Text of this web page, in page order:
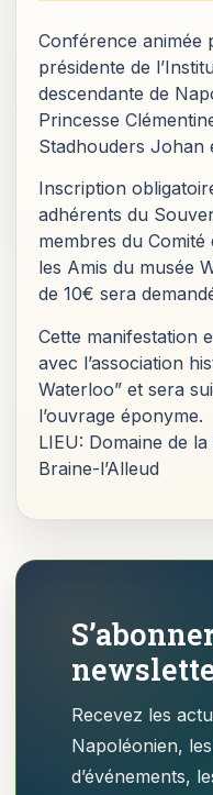
Conférence animée
présidente de
descendante de
Princesse
Stadhouders Johan
Inscription
adhérents du
membres du
les Amis du musée
de 10€ sera
Cette manifestation
avec l’association
Waterloo” et sera
l’ouvrage éponyme.
LIEU: Domaine de
Braine-l’Alleud
Recevez les
Napoléonien,
d’événements,